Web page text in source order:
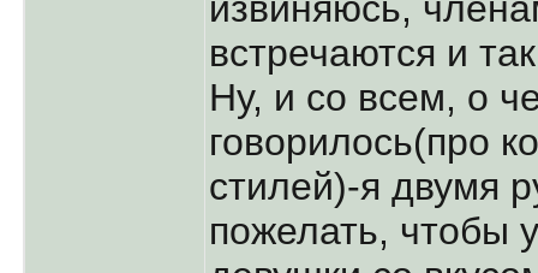
встречаются и
Ну, и со всем, о
говорилось(про
стилей)-я двумя
пожелать, чтобы